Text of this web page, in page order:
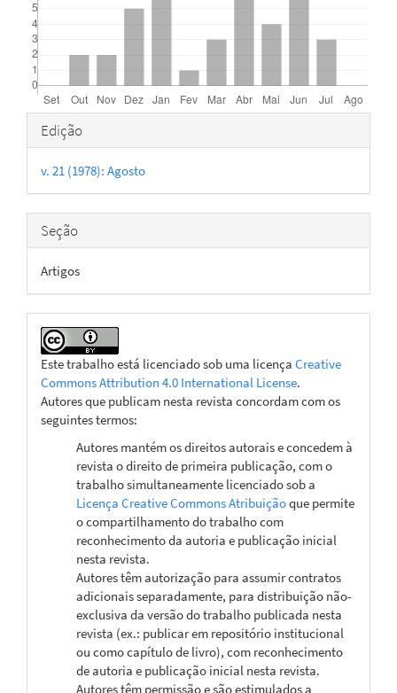
Detalhes
do
artigo
Edição
v. 21 (1978): Agosto
Seção
Artigos
Este trabalho está licenciado sob uma licença Creative
Commons Attribution 4.0 International License.
Autores que publicam nesta revista concordam com os
seguintes termos:
Autores mantém os direitos autorais e concedem à
revista o direito de primeira publicação, com o
trabalho simultaneamente licenciado sob a
Licença Creative Commons Atribuiçãoque permite
o compartilhamento do trabalho com
reconhecimento da autoria e publicação inicial
nesta revista.
Autores têm autorização para assumir contratos
adicionais separadamente, para distribuição não-
exclusiva da versão do trabalho publicada nesta
revista (ex.: publicar em repositório institucional
ou como capítulo de livro), com reconhecimento
de autoria e publicação inicial nesta revista.
Autores têm permissão e são estimulados a